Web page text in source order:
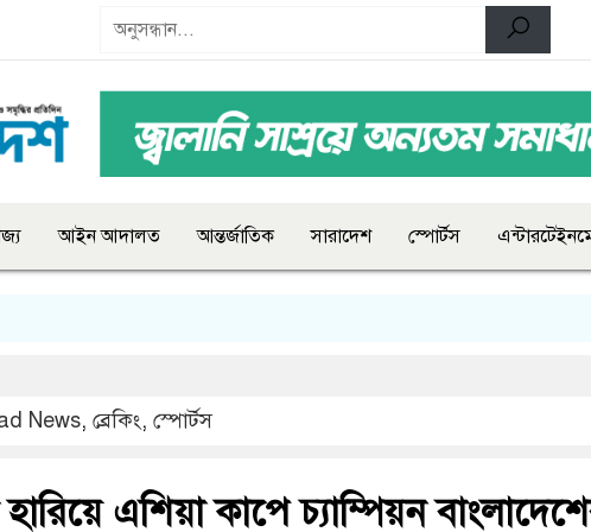
আইন আদালত আন্তর্জাতিক সারাদেশ স্পোর্টস
News, ব্রেকিং, স্পোর্টস
এশিয়া কাপে চ্যাম্পিয়ন